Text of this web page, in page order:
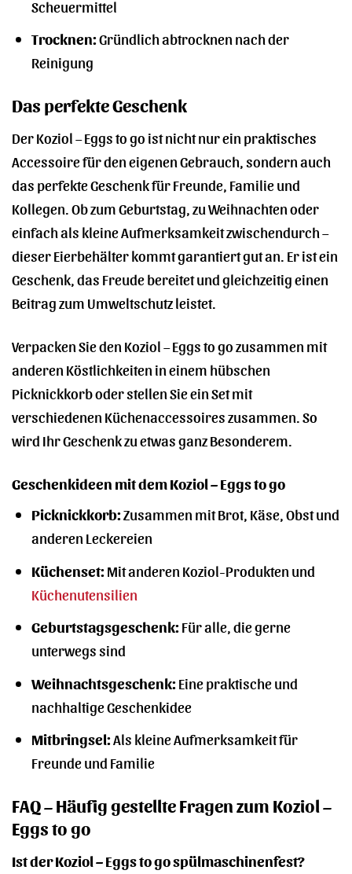
Scheuermittel
Trocknen:Gründlich abtrocknen nach der
Reinigung
Das perfekte Geschenk
Der Koziol – Eggs to go ist nicht nur ein praktisches
Accessoire für den eigenen Gebrauch, sondern auch
das perfekte Geschenk für Freunde, Familie und
Kollegen. Ob zum Geburtstag, zu Weihnachten oder
einfach als kleine Aufmerksamkeit zwischendurch –
dieser Eierbehälter kommt garantiert gut an. Er ist ein
Geschenk, das Freude bereitet und gleichzeitig einen
Beitrag zum Umweltschutz leistet.
Verpacken Sie den Koziol – Eggs to go zusammen mit
anderen Köstlichkeiten in einem hübschen
Picknickkorb oder stellen Sie ein Set mit
verschiedenen Küchenaccessoires zusammen. So
wird Ihr Geschenk zu etwas ganz Besonderem.
Geschenkideen mit dem Koziol – Eggs to go
Picknickkorb:Zusammen mit Brot, Käse, Obst und
anderen Leckereien
Küchenset:Mit anderen Koziol-Produkten und
Küchenutensilien
Geburtstagsgeschenk:Für alle, die gerne
unterwegs sind
Weihnachtsgeschenk:Eine praktische und
nachhaltige Geschenkidee
Mitbringsel:Als kleine Aufmerksamkeit für
Freunde und Familie
FAQ – Häufig gestellte Fragen zum Koziol –
Eggs to go
Ist der Koziol – Eggs to go spülmaschinenfest?